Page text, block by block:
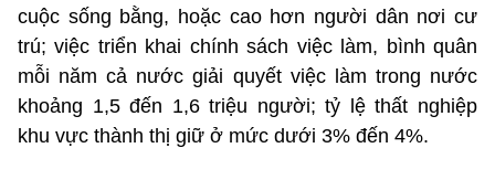
cuộc sống bằng, hoặc cao hơn người dân nơi cư
trú; việc triển khai chính sách việc làm, bình quân
mỗi năm cả nước giải quyết việc làm trong nước
khoảng 1,5 đến 1,6 triệu người; tỷ lệ thất nghiệp
khu vực thành thị giữ ở mức dưới 3% đến 4%.